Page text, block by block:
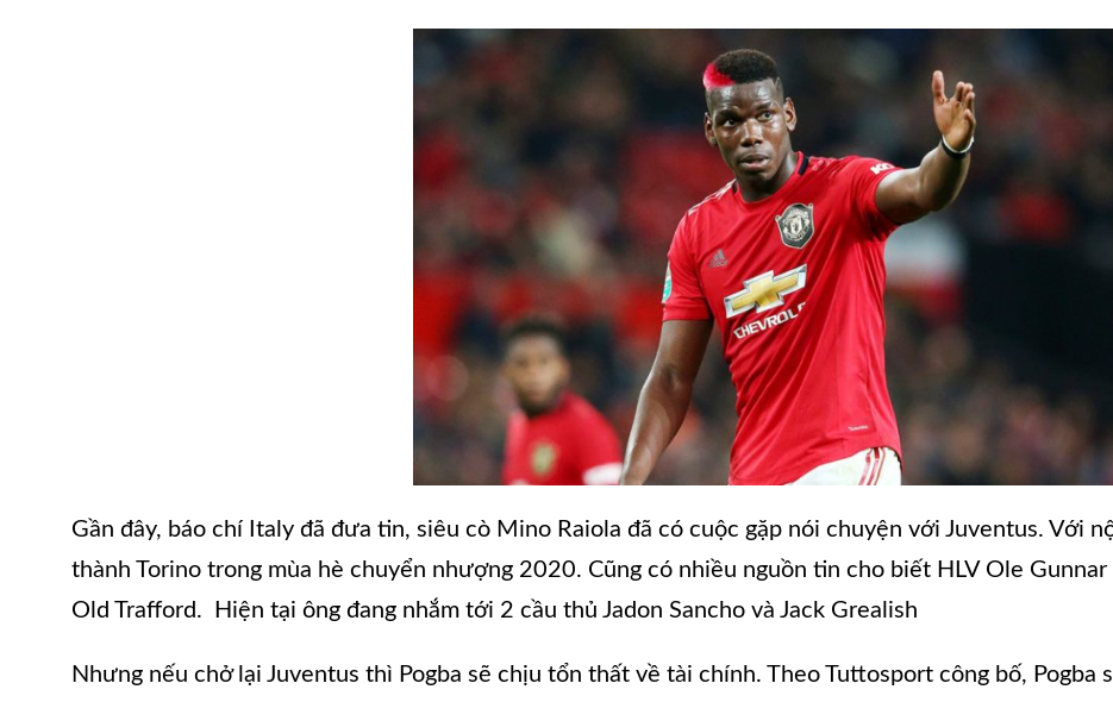
Gần đây, báo chí Italy đã đưa tin, siêu cò Mino Raiola đã có cuộc gặp nói chuyện với Juventus. Với
thành Torino trong mùa hè chuyển nhượng 2020. Cũng có nhiều nguồn tin cho biết HLV Ole Gunnar
Old Trafford. Hiện tại ông đang nhắm tới 2 cầu thủ Jadon Sancho và Jack Grealish
Nhưng nếu chở lại Juventus thì Pogba sẽ chịu tổn thất về tài chính. Theo Tuttosport công bố,